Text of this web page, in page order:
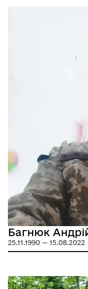
Багнюк
25.11.1990 — 15.08.2022